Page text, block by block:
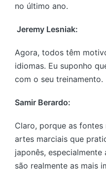
no último ano.
Jeremy Lesniak:
Agora, todos têm
idiomas. Eu suponho
com o seu treinamento.
Samir Berardo:
Claro, porque as
artes marciais que
japonês,
são realmente as mais